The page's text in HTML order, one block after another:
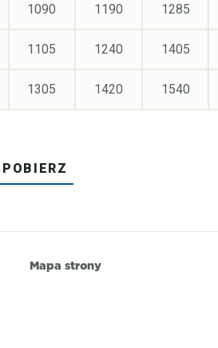
1090
1105
1305
1190
1240
1420
1285
1405
1540
POBIERZ
Mapa strony